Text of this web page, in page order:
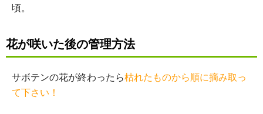
頃。
花が咲いた後の管理方法
サボテンの花が終わったら枯れたものから順に摘み取っ
て下さい！